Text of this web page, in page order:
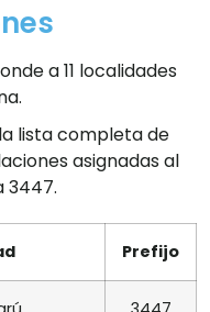
a 11 localidades
lista completa de
asignadas al
3447.
Prefijo